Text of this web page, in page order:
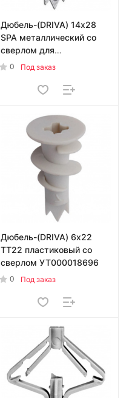
Дюбель-(DRIVA) 14х28
SPA металлический со
сверлом для
гипсокартона
0 Под заказ
Дюбель-(DRIVA) 6х22
TT22 пластиковый со
сверлом УТ000018696
0 Под заказ